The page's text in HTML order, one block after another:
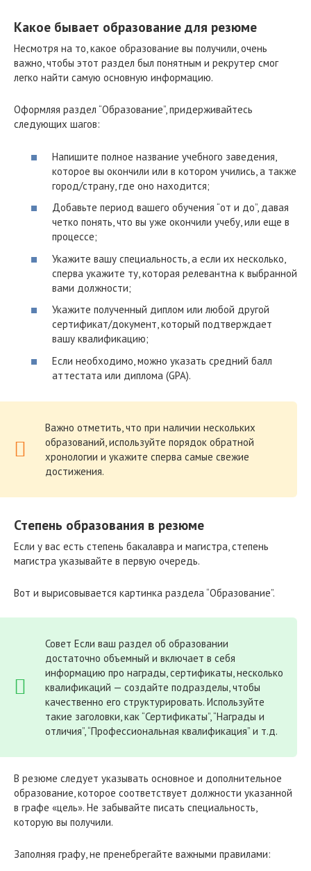
Какое бывает образование для резюме
Несмотря на то, какое образование вы получили, очень
важно, чтобы этот раздел был понятным и рекрутер смог
легко найти самую основную информацию.
Оформляя раздел “Образование”, придерживайтесь
следующих шагов:
Напишите полное название учебного заведения,
которое вы окончили или в котором учились, а также
город/страну, где оно находится;
Добавьте период вашего обучения “от и до”, давая
четко понять, что вы уже окончили учебу, или еще в
процессе;
Укажите вашу специальность, а если их несколько,
сперва укажите ту, которая релевантна к выбранной
вами должности;
Укажите полученный диплом или любой другой
сертификат/документ, который подтверждает
вашу квалификацию;
Если необходимо, можно указать средний балл
аттестата или диплома (GPA).
Важно отметить, что при наличии нескольких
образований, используйте порядок обратной
хронологии и укажите сперва самые свежие
достижения.
Степень образования в резюме
Если у вас есть степень бакалавра и магистра, степень
магистра указывайте в первую очередь.
Вот и вырисовывается картинка раздела “Образование”.
Совет Если ваш раздел об образовании
достаточно объемный и включает в себя
информацию про награды, сертификаты, несколько
квалификаций — создайте подразделы, чтобы
качественно его структурировать. Используйте
такие заголовки, как “Сертификаты”, “Награды и
отличия”, “Профессиональная квалификация” и т.д.
В резюме следует указывать основное и дополнительное
образование, которое соответствует должности указанной
в графе «цель». Не забывайте писать специальность,
которую вы получили.
Заполняя графу, не пренебрегайте важными правилами: